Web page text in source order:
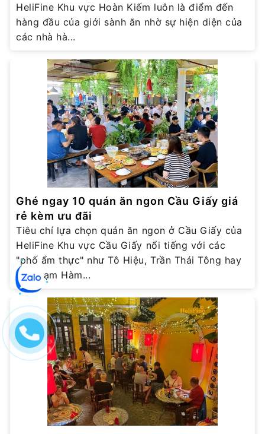
HeliFine Khu vực Hoàn Kiếm luôn là điểm đến
hàng đầu của giới sành ăn nhờ sự hiện diện của
các nhà hà...
Ghé ngay 10 quán ăn ngon Cầu Giấy giá
rẻ kèm ưu đãi
Tiêu chí lựa chọn quán ăn ngon ở Cầu Giấy của
HeliFine Khu vực Cầu Giấy nổi tiếng với các
"phố ẩm thực" như Tô Hiệu, Trần Thái Tông hay
Vũ Phạm Hàm...